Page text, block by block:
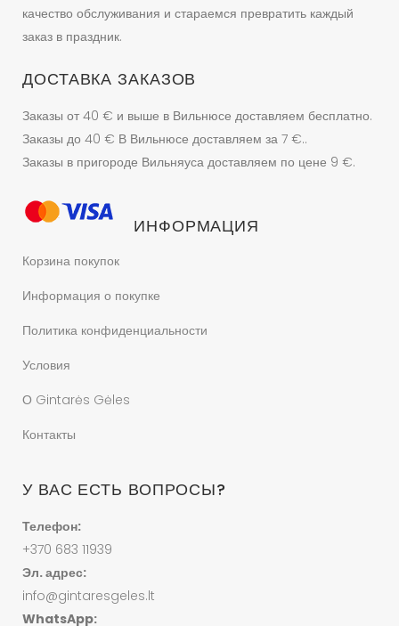
качество обслуживания и стараемся превратить каждый
заказ в праздник.
ДОСТАВКА ЗАКАЗОВ
Заказы от 40 € и выше в Вильнюсе доставляем бесплатно.
Заказы до 40 € В Вильнюсе доставляем за 7 €..
Заказы в пригороде Вильняуса доставляем по цене 9 €.
ИНФОРМАЦИЯ
Корзина покупок
Информация о покупке
Политика конфиденциальности
Условия
О Gintarės Gėles
Контакты
У ВАС ЕСТЬ ВОПРОСЫ?
Телефон:
+370 683 11939
Эл. адрес:
info@gintaresgeles.lt
WhatsApp: